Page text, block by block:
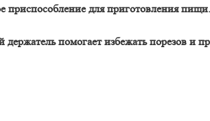
приспособление для приготовления
помогает избежать порезов и